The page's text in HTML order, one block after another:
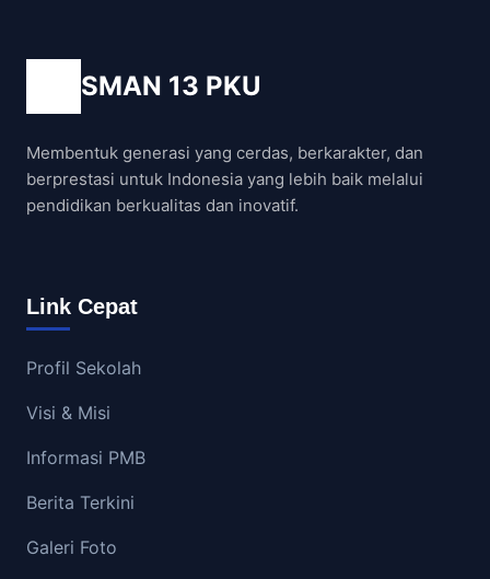
SMAN 13 PKU
Membentuk generasi yang cerdas, berkarakter, dan
berprestasi untuk Indonesia yang lebih baik melalui
pendidikan berkualitas dan inovatif.
Link Cepat
Profil Sekolah
Visi & Misi
Informasi PMB
Berita Terkini
Galeri Foto